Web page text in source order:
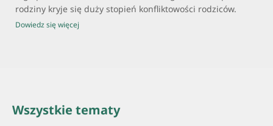
rodziny kryje się duży stopień konfliktowości rodziców.
Dowiedz się więcej
Wszystkie tematy